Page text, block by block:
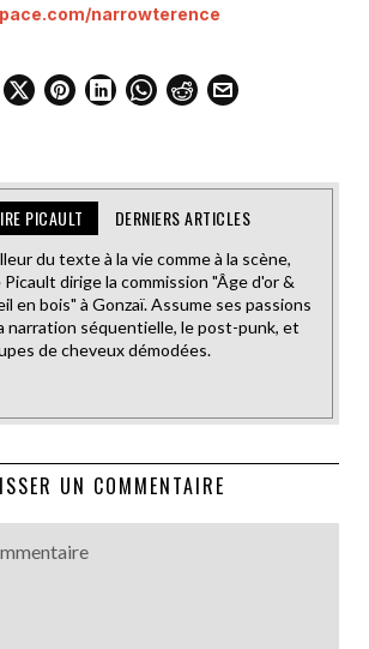
narrowterence
PICAULT DERNIERS ARTICLES
du texte à la vie comme à la scène,
Picault dirige la commission "Âge d'or &
en bois" à Gonzaï. Assume ses passions
narration séquentielle, le post-punk, et
de cheveux démodées.
UN COMMENTAIRE